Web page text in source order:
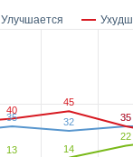
35 32 35
40
45
35
13 14
22
Улучшается